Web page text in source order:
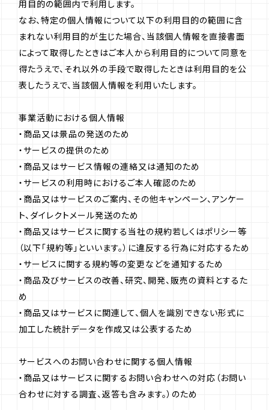
用目的の範囲内で利用します。
なお、特定の個人情報について以下の利用目的の範囲に含
まれない利用目的が生じた場合、当該個人情報を直接書面
によって取得したときはご本人から利用目的について同意を
得たうえで、それ以外の手段で取得したときは利用目的を公
表したうえで、当該個人情報を利用いたします。
事業活動における個人情報
・商品又は景品の発送のため
・サービスの提供のため
・商品又はサービス情報の連絡又は通知のため
・サービスの利用時におけるご本人確認のため
・商品又はサービスのご案内、その他キャンペーン、アンケー
ト、ダイレクトメール発送のため
・商品又はサービスに関する当社の規約若しくはポリシー等
（以下「規約等」といいます。）に違反する行為に対応するため
・サービスに関する規約等の変更などを通知するため
・商品及びサービスの改善、研究、開発、販売の資料とするた
め
・商品又はサービスに関連して、個人を識別できない形式に
加工した統計データを作成又は公表するため
サービスへのお問い合わせに関する個人情報
・商品又はサービスに関するお問い合わせへの対応（お問い
合わせに対する調査、返答も含みます。）のため